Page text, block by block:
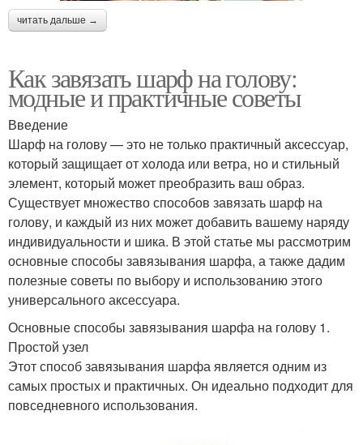
читать дальше →
Как завязать шарф на голову:
модные и практичные советы
Введение
Шарф на голову — это не только практичный аксессуар,
который защищает от холода или ветра, но и стильный
элемент, который может преобразить ваш образ.
Существует множество способов завязать шарф на
голову, и каждый из них может добавить вашему наряду
индивидуальности и шика. В этой статье мы рассмотрим
основные способы завязывания шарфа, а также дадим
полезные советы по выбору и использованию этого
универсального аксессуара.
Основные способы завязывания шарфа на голову 1.
Простой узел
Этот способ завязывания шарфа является одним из
самых простых и практичных. Он идеально подходит для
повседневного использования.